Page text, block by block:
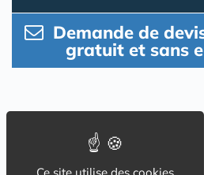
Demande de
gratuit et sans